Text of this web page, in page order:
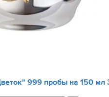
999 пробы на 150 мл